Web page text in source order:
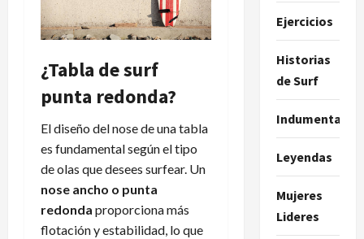
¿Tabla de surf
punta redonda?
El diseño del nose de una tabla
es fundamental según el tipo
de olas que desees surfear. Un
nose ancho o punta
redonda proporciona más
flotación y estabilidad, lo que
Ejercicios
Historias
de Surf
Indumentaria
Leyendas
Mujeres
Lideres